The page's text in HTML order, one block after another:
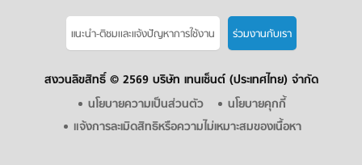
แนะนำ-ติชมเเละแจ้งปัญหาการใช้งาน ร่วมงานกับเรา
สงวนลิขสิทธิ์ © 2569 บริษัท เทนเซ็นต์ (ประเทศไทย) จำกัด
นโยบายความเป็นส่วนตัว
นโยบายคุกกี้
แจ้งการละเมิดสิทธิหรือความไม่เหมาะสมของเนื้อหา